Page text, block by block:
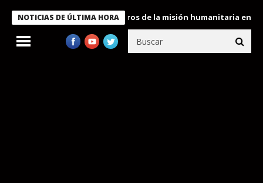
NOTICIAS DE ÚLTIMA HORA
condecora a miembros de la misión humanitaria enviada a